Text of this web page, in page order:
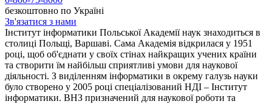
безкоштовно по Україні
Зв'язатися з нами
Інститут інформатики Польської Академії наук знаходиться в
столиці Польщі, Варшаві. Сама Академія відкрилася у 1951
році, щоб об'єднати у своїх стінах найкращих учених країни
та створити їм найбільш сприятливі умови для наукової
діяльності. З виділенням інформатики в окрему галузь науки
було створено у 2005 році спеціалізований НДІ – Інститут
інформатики. ВНЗ призначений для наукової роботи та